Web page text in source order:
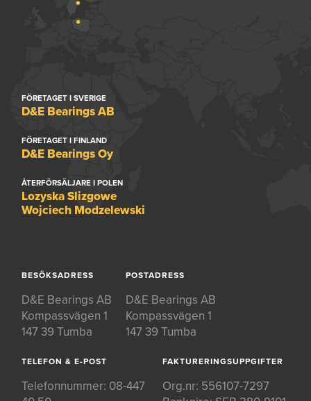
FÖRETAGET I SVERIGE
D&E Bearings AB
FÖRETAGET I FINLAND
D&E Bearings Oy
ÅTERFÖRSÄLJARE I POLEN
Lozyska Slizgowe
Wojciech Modzelewski
BESÖKSADRESS
D&E Bearings AB
Kompassvägen 1
147 39 Tumba
POSTADRESS
D&E Bearings AB
Kompassvägen 1
147 39 Tumba
TELEFON & E-POST
Telefonnummer: 08-447
FAKTURERINGSUPPGIFTER
Org.nr: 556107-7297